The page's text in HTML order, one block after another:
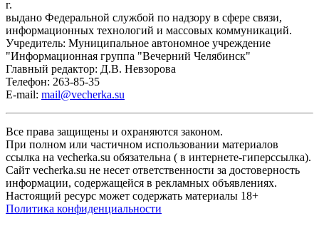
г.
выдано Федеральной службой по надзору в сфере связи,
информационных технологий и массовых коммуникаций.
Учредитель: Муниципальное автономное учреждение
"Информационная группа "Вечерний Челябинск"
Главный редактор: Д.В. Невзорова
Телефон: 263-85-35
E-mail: mail@vecherka.su
Все права защищены и охраняются законом.
При полном или частичном использовании материалов
ссылка на vecherka.su обязательна ( в интернете-гиперссылка).
Сайт vecherka.su не несет ответственности за достоверность
информации, содержащейся в рекламных объявлениях.
Настоящий ресурс может содержать материалы 18+
Политика конфиденциальности